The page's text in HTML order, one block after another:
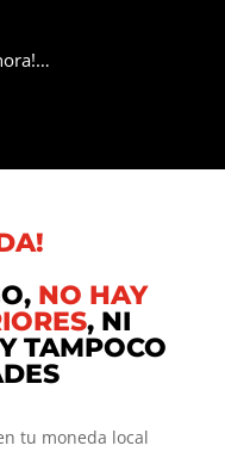
NO HAY
, NI
TAMPOCO
tu moneda local